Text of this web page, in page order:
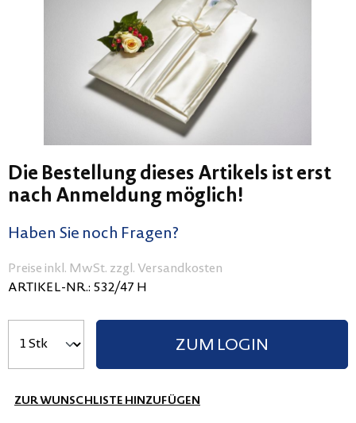
Die Bestellung dieses Artikels ist erst
nach Anmeldung möglich!
Haben Sie noch Fragen?
Preise inkl. MwSt. zzgl. Versandkosten
ARTIKEL-NR.: 532/47 H
ZUM LOGIN
ZUR WUNSCHLISTE HINZUFÜGEN